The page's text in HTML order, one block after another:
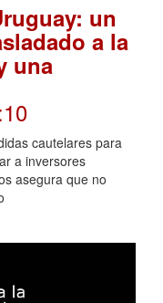
un
a la
una
cautelares para
a inversores
asegura que no